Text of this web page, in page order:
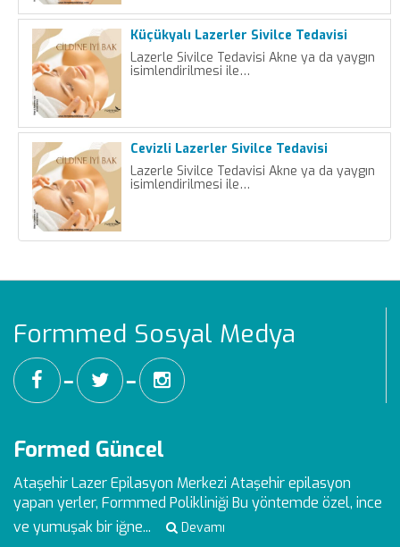
Küçükyalı Lazerler Sivilce Tedavisi
Lazerle Sivilce Tedavisi Akne ya da yaygın
isimlendirilmesi ile…
Cevizli Lazerler Sivilce Tedavisi
Lazerle Sivilce Tedavisi Akne ya da yaygın
isimlendirilmesi ile…
Formmed Sosyal Medya
━ ━
Formed Güncel
Ataşehir Lazer Epilasyon Merkezi Ataşehir epilasyon
yapan yerler, Formmed Polikliniği Bu yöntemde özel, ince
ve yumuşak bir iğne...
Devamı